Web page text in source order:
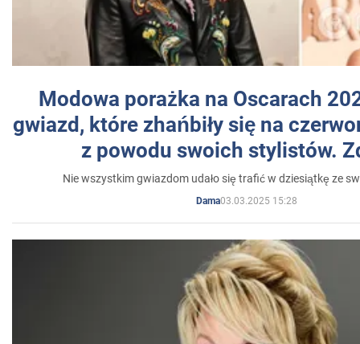
Modowa porażka na Oscarach
gwiazd, które zhańbiły się na
z powodu swoich stylistów.
Nie wszystkim gwiazdom udało się trafić w dziesiątkę ze
Dama03.03.2025 15:28